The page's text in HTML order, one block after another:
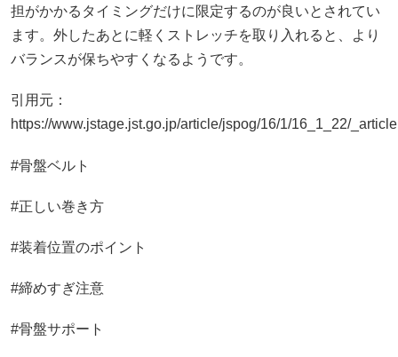
担がかかるタイミングだけに限定するのが良いとされてい
ます。外したあとに軽くストレッチを取り入れると、より
バランスが保ちやすくなるようです。
引用元：
https://www.jstage.jst.go.jp/article/jspog/16/1/16_1_22/_article
#骨盤ベルト
#正しい巻き方
#装着位置のポイント
#締めすぎ注意
#骨盤サポート